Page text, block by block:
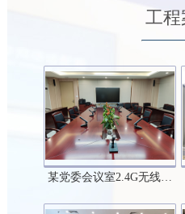
工程
某党委会议室2.4G无线…